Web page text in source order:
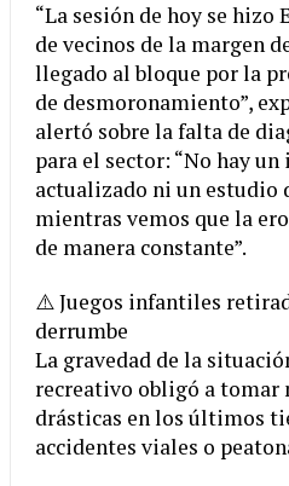
“La sesión de hoy se hizo
de vecinos de la margen
llegado al bloque por la
de desmoronamiento”,
alertó sobre la falta de
para el sector: “No hay
actualizado ni un estudio
mientras vemos que la
de manera constante”.
⚠️ Juegos infantiles
derrumbe
La gravedad de la
recreativo obligó a tomar
drásticas en los últimos
accidentes viales o